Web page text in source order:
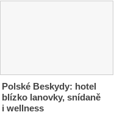
Polské Beskydy: hotel
blízko lanovky, snídaně
i wellness